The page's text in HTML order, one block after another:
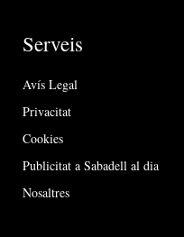
Serveis
Avís Legal
Privacitat
Cookies
Publicitat a Sabadell al dia
Nosaltres